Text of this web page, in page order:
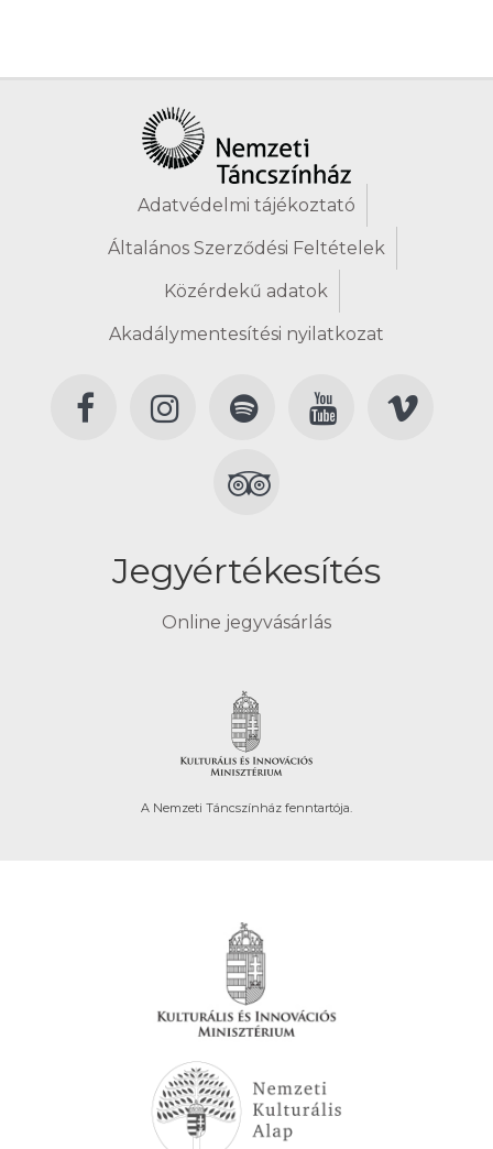
Adatvédelmi tájékoztató
Általános Szerződési Feltételek
Közérdekű adatok
Akadálymentesítési nyilatkozat
Jegyértékesítés
Online jegyvásárlás
A Nemzeti Táncszínház fenntartója.